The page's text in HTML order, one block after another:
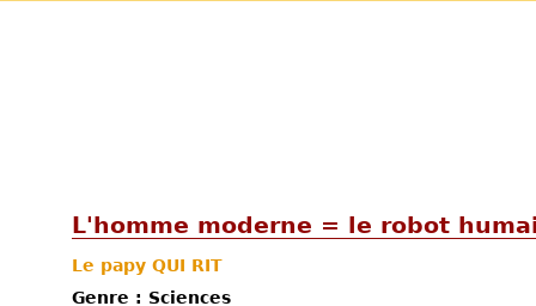
L'homme moderne = le robot
Le papy QUI RIT
Genre : Sciences